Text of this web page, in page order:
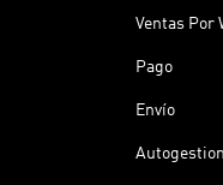
Ventas Por
Pago
Envío